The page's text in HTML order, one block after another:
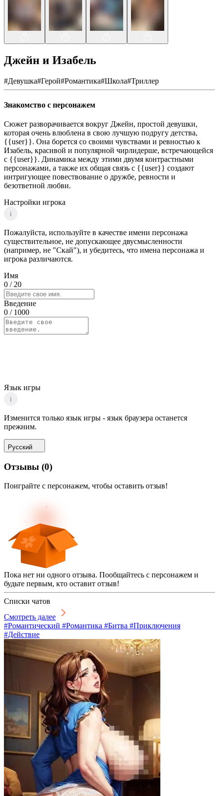
Джейн и Изабель
#Девушка#Герой#Романтика#Школа#Триллер
Знакомство с персонажем
Сюжет разворачивается вокруг Джейн, простой девушки,
которая очень влюблена в свою лучшую подругу детства,
{{user}}. Она борется со своими чувствами и ревностью к
Изабель, красивой и популярной чирлидерше, встречающейся
с {{user}}. Динамика между этими двумя контрастными
персонажами, а также их общая связь с {{user}} создают
интригующее повествование о дружбе, ревности и
безответной любви.
Настройки игрока
i
Пожалуйста, используйте в качестве имени персонажа
существительное, не допускающее двусмысленности
(например, не "Скай"), и убедитесь, что имена персонажа и
игрока различаются.
Имя
0 / 20
Введение
0 / 1000
Язык игры
i
Изменится только язык игры - язык браузера останется
прежним.
Русский
Отзывы (0)
Поиграйте с персонажем, чтобы оставить отзыв!
Пока нет ни одного отзыва. Пообщайтесь с персонажем и
будьте первым, кто оставит отзыв!
Списки чатов
Смотреть далее
#Романтический #Романтика #Битва #Приключения
#Действие